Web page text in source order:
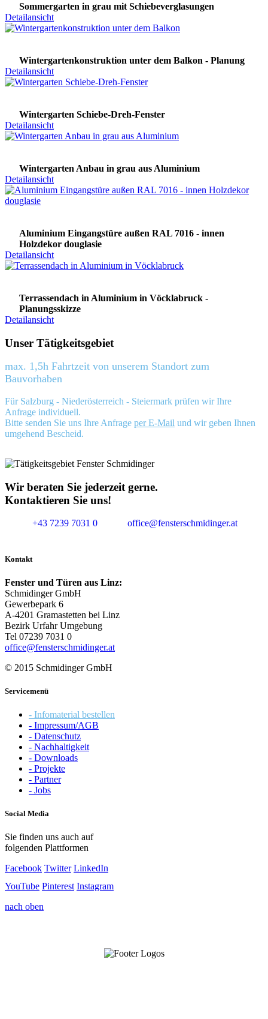
Sommergarten in grau mit Schiebeverglasungen
Detailansicht
Wintergartenkonstruktion unter dem Balkon - Planung
Detailansicht
Wintergarten Schiebe-Dreh-Fenster
Detailansicht
Wintergarten Anbau in grau aus Aluminium
Detailansicht
Aluminium Eingangstüre außen RAL 7016 - innen
Holzdekor douglasie
Detailansicht
Terrassendach in Aluminium in Vöcklabruck -
Planungsskizze
Detailansicht
Unser Tätigkeitsgebiet
max. 1,5h Fahrtzeit von unserem Standort zum
Bauvorhaben
Für Salzburg - Niederösterreich - Steiermark prüfen wir Ihre
Anfrage individuell.
Bitte senden Sie uns Ihre Anfrage per E-Mail und wir geben Ihnen
umgehend Bescheid.
Wir beraten Sie jederzeit gerne.
Kontaktieren Sie uns!
+43 7239 7031 0 office@fensterschmidinger.at
Kontakt
Fenster und Türen aus Linz:
Schmidinger GmbH
Gewerbepark 6
A-4201 Gramastetten bei Linz
Bezirk Urfahr Umgebung
Tel 07239 7031 0
office@fensterschmidinger.at
© 2015 Schmidinger GmbH
Servicemenü
- Infomaterial bestellen
- Impressum/AGB
- Datenschutz
- Nachhaltigkeit
- Downloads
- Projekte
- Partner
- Jobs
Social Media
Sie finden uns auch auf
folgenden Plattformen
Facebook Twitter LinkedIn
YouTube Pinterest Instagram
nach oben